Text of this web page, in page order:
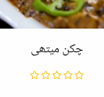
چکن میتھی